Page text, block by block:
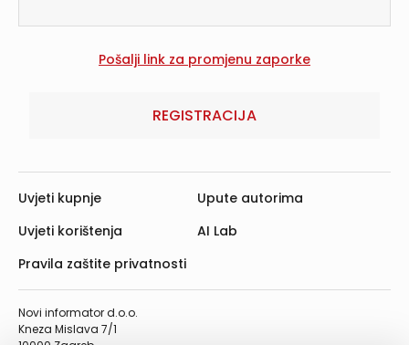
REGISTRACIJA
Novi informator d.o.o.
Kneza Mislava 7/1
Uvjeti kupnje
Uvjeti korištenja
Pravila zaštite privatnosti
Upute autorima
AI Lab